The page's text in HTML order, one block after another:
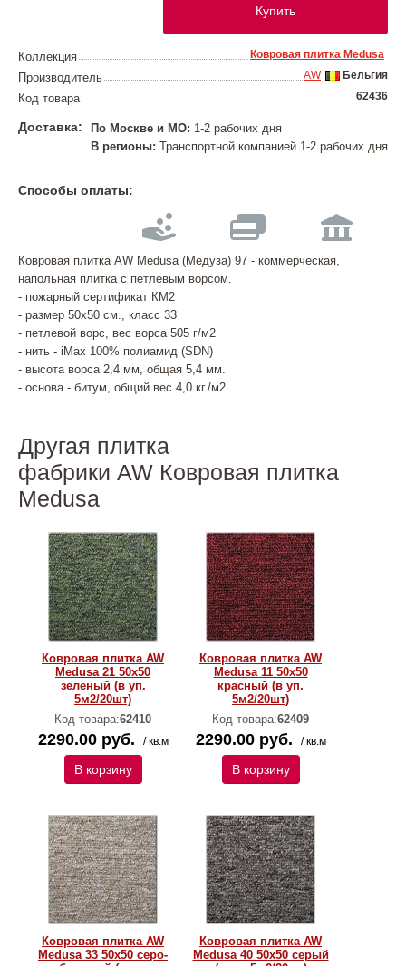
Купить
Коллекция Ковровая плитка Medusa
Производитель Бельгия
AW
Код товара 62436
Доставка: По Москве и МО: 1-2 рабочих дня
В регионы: Транспортной компанией 1-2 рабочих дня
Способы оплаты:
Ковровая плитка AW Medusa (Медуза) 97 - коммерческая,
напольная плитка с петлевым ворсом.
- пожарный сертификат КМ2
- размер 50х50 см., класс 33
- петлевой ворс, вес ворса 505 г/м2
- нить - iMax 100% полиамид (SDN)
- высота ворса 2,4 мм, общая 5,4 мм.
- основа - битум, общий вес 4,0 кг./м2
Другая плитка
фабрики AW Ковровая плитка
Medusa
Ковровая плитка AW
Medusa 21 50х50
зеленый (в уп.
5м2/20шт)
Код товара:62410
2290.00 руб. / кв.м
В корзину
Ковровая плитка AW
Medusa 11 50х50
красный (в уп.
5м2/20шт)
Код товара:62409
2290.00 руб. / кв.м
В корзину
Ковровая плитка AW
Medusa 33 50х50 серо-
Ковровая плитка AW
Medusa 40 50х50 серый